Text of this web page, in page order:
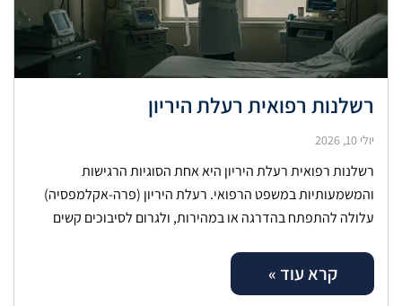
רשלנות רפואית רעלת היריון
יולי 10, 2026
רשלנות רפואית רעלת היריון היא אחת הסוגיות הרגישות
והמשמעותיות במשפט הרפואי. רעלת היריון (פרה-אקלמפסיה)
עלולה להתפתח בהדרגה או במהירות, ולגרום לסיבוכים קשים
קרא עוד »